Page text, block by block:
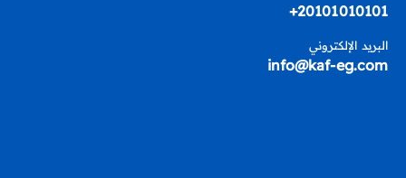
20101010101+
البريد الإلكتروني
info@kaf-eg.com